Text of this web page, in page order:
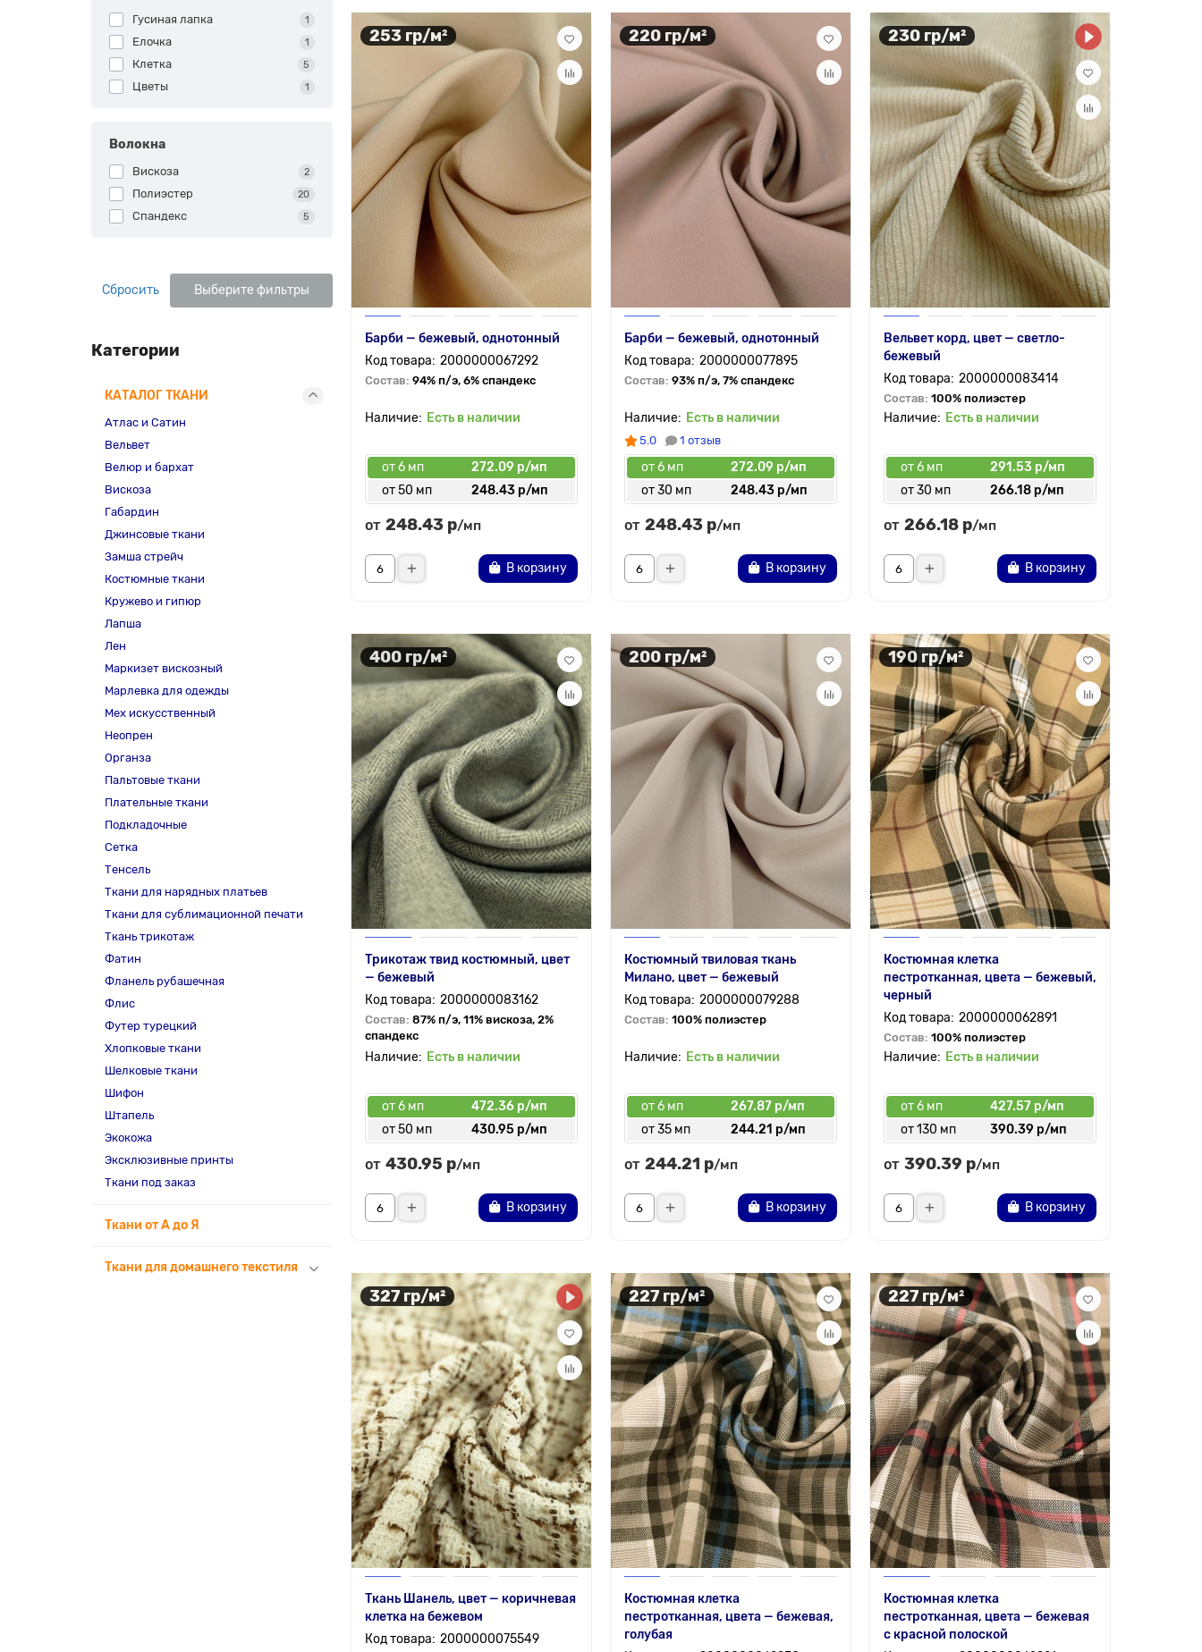
Гусиная лапка 1
Елочка 1
Клетка 5
Цветы 1
Волокна
Вискоза 2
Полиэстер 20
Спандекс 5
Сбросить Выберите фильтры
Категории
КАТАЛОГ ТКАНИ
Атлас и Сатин
Вельвет
Велюр и бархат
Вискоза
Габардин
Джинсовые ткани
Замша стрейч
Костюмные ткани
Кружево и гипюр
Лапша
Лен
Маркизет вискозный
Марлевка для одежды
Мех искусственный
Неопрен
Органза
Пальтовые ткани
Плательные ткани
Подкладочные
Сетка
Тенсель
Ткани для нарядных платьев
Ткани для сублимационной печати
Ткань трикотаж
Фатин
Фланель рубашечная
Флис
Футер турецкий
Хлопковые ткани
Шелковые ткани
Шифон
Штапель
Экокожа
Эксклюзивные принты
Ткани под заказ
Ткани от А до Я
Ткани для домашнего текстиля
253 гр/м²
Барби — бежевый, однотонный
2000000067292
Состав: 94% п/э, 6% спандекс
Есть в наличии
от 6 мп
272.09 р/мп
от 50 мп
248.43 р/мп
от 248.43 р/мп
В корзину
220 гр/м²
Барби — бежевый, однотонный
2000000077895
Состав: 93% п/э, 7% спандекс
Есть в наличии
5.0 1 отзыв
от 6 мп
272.09 р/мп
от 30 мп
248.43 р/мп
от 248.43 р/мп
В корзину
230 гр/м²
Вельвет корд, цвет — светло-
бежевый
2000000083414
Состав: 100% полиэстер
Есть в наличии
от 6 мп
291.53 р/мп
от 30 мп
266.18 р/мп
от 266.18 р/мп
В корзину
400 гр/м²
Трикотаж твид костюмный, цвет
— бежевый
2000000083162
Состав: 87% п/э, 11% вискоза, 2%
спандекс
Есть в наличии
от 6 мп
472.36 р/мп
от 50 мп
430.95 р/мп
от 430.95 р/мп
В корзину
200 гр/м²
Костюмный твиловая ткань
Милано, цвет — бежевый
2000000079288
Состав: 100% полиэстер
Есть в наличии
от 6 мп
267.87 р/мп
от 35 мп
244.21 р/мп
от 244.21 р/мп
В корзину
190 гр/м²
Костюмная клетка
пестротканная, цвета — бежевый,
черный
2000000062891
Состав: 100% полиэстер
Есть в наличии
от 6 мп
427.57 р/мп
от 130 мп
390.39 р/мп
от 390.39 р/мп
В корзину
327 гр/м²
Ткань Шанель, цвет — коричневая
клетка на бежевом
2000000075549
227 гр/м²
Костюмная клетка
пестротканная, цвета — бежевая,
голубая
227 гр/м²
Костюмная клетка
пестротканная, цвета — бежевая
с красной полоской